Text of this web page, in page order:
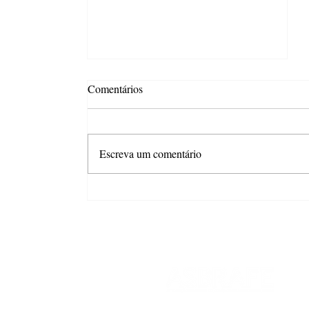
Comentários
Escreva um comentário